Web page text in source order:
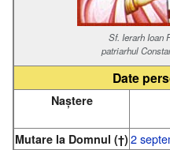
Sf. Ierarh Ioan
patriarhul
Date
Naștere
Mutare la Domnul (†) 2